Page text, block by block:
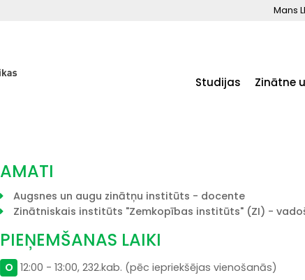
Mans
Studijas Zinātne
AMATI
Augsnes un augu zinātņu institūts - docente
Zinātniskais institūts "Zemkopības institūts" (ZI) -
PIEŅEMŠANAS LAIKI
O 12:00 - 13:00, 232.kab. (pēc iepriekšējas vienošanās)